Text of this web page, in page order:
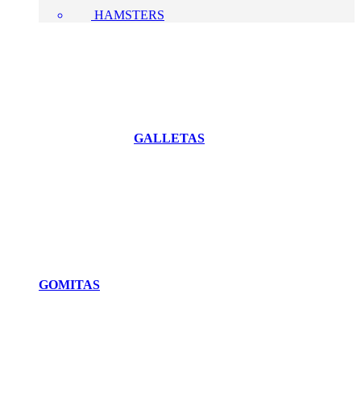
HAMSTERS
GALLETAS
GOMITAS